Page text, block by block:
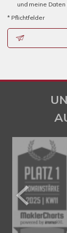
und meine Daten
* Pflichtfelder